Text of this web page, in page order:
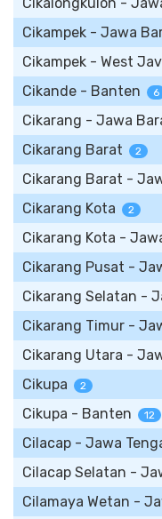
Cikampek - Jawa
Cikampek - West
Cikande - Banten 6
Cikarang - Jawa
Cikarang Barat 2
Cikarang Barat -
Cikarang Kota 2
Cikarang Kota -
Cikarang Pusat -
Cikarang Selatan -
Cikarang Timur -
Cikarang Utara -
Cikupa 2
Cikupa - Banten 12
Cilacap - Jawa
Cilacap Selatan -
Cilamaya Wetan -